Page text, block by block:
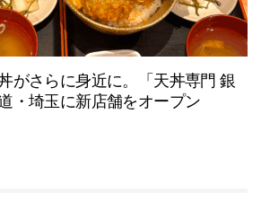
がさらに身近に。「天丼専門 銀
・埼玉に新店舗をオープン